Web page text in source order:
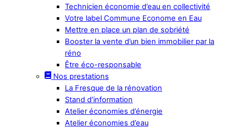
Technicien économie d’eau en collectivité
Votre label Commune Econome en Eau
Mettre en place un plan de sobriété
Booster la vente d’un bien immobilier par la
réno
Être éco-responsable
Nos prestations
La Fresque de la rénovation
Stand d’information
Atelier économies d’énergie
Atelier économies d’eau